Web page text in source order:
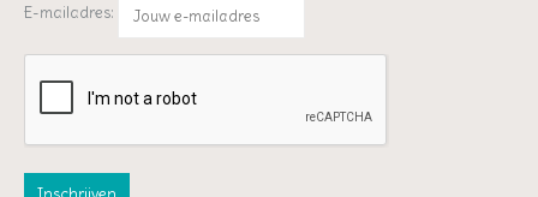
E-mailadres: